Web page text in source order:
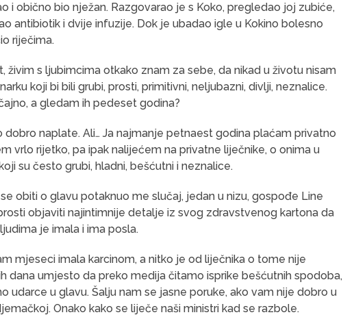
i obično bio nježan. Razgovarao je s Koko, pregledao joj zubiće,
antibiotik i dvije infuzije. Dok je ubadao igle u Kokino bolesno
riječima.
živim s ljubimcima otkako znam za sebe, da nikad u životu nisam
koji bi bili grubi, prosti, primitivni, neljubazni, divlji, neznalice.
a gledam ih pedeset godina?
dobro naplate. Ali… Ja najmanje petnaest godina plaćam privatno
vrlo rijetko, pa ipak nalijećem na privatne liječnike, o onima u
su često grubi, hladni, bešćutni i neznalice.
obiti o glavu potaknuo me slučaj, jedan u nizu, gospođe Line
objaviti najintimnije detalje iz svog zdravstvenog kartona da
je imala i ima posla.
mjeseci imala karcinom, a nitko je od liječnika o tome nije
dana umjesto da preko medija čitamo isprike bešćutnih spodoba,
udarce u glavu. Šalju nam se jasne poruke, ako vam nije dobro u
Onako kako se liječe naši ministri kad se razbole.